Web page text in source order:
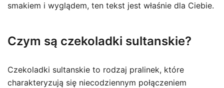
smakiem i wyglądem, ten tekst jest właśnie dla Ciebie.
Czym są czekoladki sultanskie?
Czekoladki sultanskie to rodzaj pralinek, które
charakteryzują się niecodziennym połączeniem